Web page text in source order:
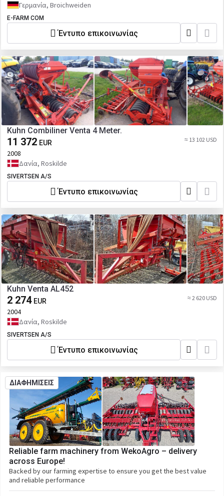
Γερμανία, Broichweiden
E-FARM COM
Έντυπο επικοινωνίας
Kuhn Combiliner Venta 4 Meter.
11 372 EUR ≈ 13 102 USD
2008
Δανία, Roskilde
SIVERTSEN A/S
Έντυπο επικοινωνίας
Kuhn Venta AL452
2 274 EUR ≈ 2 620 USD
2004
Δανία, Roskilde
SIVERTSEN A/S
Έντυπο επικοινωνίας
ΔΙΑΦΗΜΙΣΕΙΣ
Reliable farm machinery from WekoAgro – delivery
across Europe!
Backed by our farming expertise to ensure you get the best value
and reliable performance